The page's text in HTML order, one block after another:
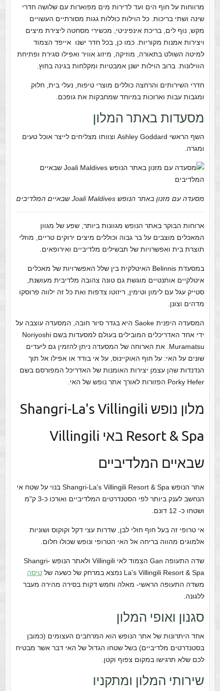
מרווחות על חוף הים ועד לדירות מים מפוארות עם שלושה חדרי
שינה ושתי בריכות. כל הוילות כוללות גגות מסורתיים העשויים
מקש, נוף לים, בריכת אינפיניטי, מכשירי מסחטה ליצירת מיצים
ויצירות אמנות מקוריות. כמו כן, בכל חדר ישנו אייפד הצמוד
למיטה השולט בתאורה, מוזיקה, מיזוג אוויר ואפילו סגירת ופתיחת
הווילונות. ברוב הוילות ישנן אמבטיות ומקלחות בגינה בחוץ.
חדרי השירותים והרחצה כוללים מוצרי טיפוח, נעלי בית, חלוק
ומגבות עבות וארוכות במיוחד שמחבקות את גופכם.
מסעדות באתר המלון
השף הראשי Ashley Goddard וצוותו מצליחים לייצר אוכל טעים
ומגרה.
מסעדה עם מזנון באתר הנופש Joali Maldives שבאיים המלדיבים
ארוחות הבוקר באתר הנופש מגוונות ביותר, שפע של מגוון
המאכלים מוצבים על בר גבוה וכוללים מיצים ירוקים טריים, מוזלי
תוצרת בית ואפשרויות של תבשילים מלדיביים ואירופאים.
במסעדת Belinnis האיטלקית בין שלל האפשרויות של מאכלים
איטלקיים אותנטיים מוגשת גם טונה צהובה מלדיבית מעושנת,
סטייק עגל עם לימון וטימין, ריזוטו צדפות ואת כל זה ילווה פרוסקו
מדהים וצונן.
המסעדה היפנית Saoke היא בגדר סיור חובה, המסעדה עוצבה על
ידי אחד האדריכלים המובילים בעולם למסעדות בשם Noriyoshi
Muramatsu. את הארוחה של המסעדה ניתן להזמין גם ליעדים
שונים על האי: על חוף האוקיינוס, על אי בודד או אפילו אל תוך
הנדנדות שהן עצמן יצירות האומנות של האדריכל המפורסם בשם
Porky Hefer הפזורות לאורך אתר נופש של האי.
מלון נופש Shangri-La's Villingili
Resort & Spa באי Villingili
שבאיים המלדיביים
אתר הנופש Shangri-La's Villingili Resort & Spa בנוי על שטח אי
הנחשב לענק ביותר לפי הסטנדרטים המלדיביים ואורכו כ-3 ק"מ
ושטחו כ- 12 דונם.
אי טרופי זה בעל חוף חולי לבן, שדרות עצי דקל וקוקוס ושוניות
אלמוגים מהווה בריחה אל האי הטרופי ונופש שכולו חלום.
שדה התעופה Gan הצמוד לאי Villingili ולאתר הנופש Shangri-
La's Villingili Resort & Spa נמצא במרחק של כשעה של
טיסה
משדה התעופה הראשי- מאלה וחמש דקות בסירה מהירה מעבר
ללגונה.
סגנון ואופי המלון
אחד היתרונות של אתר הנופש הוא המרחבים העצומים (כמובן
בסטנדרטים מלדיביים) בשל שטחו הגדול של האי דבר אשר מבטיח
לכם שלא תרגישו במקום צפוף וקטן.
שירותי המלון ומתקניו